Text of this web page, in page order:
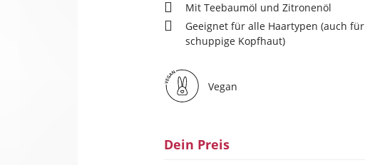
Mit Teebaumöl und Zitronenöl
Geeignet für alle Haartypen (auch für
schuppige Kopfhaut)
Vegan
Dein Preis